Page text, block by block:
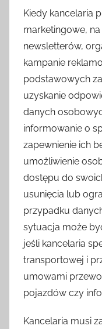
Kiedy kancelaria
marketingowe,
newsletterów,
kampanie
podstawowych
uzyskanie
danych
informowanie o
zapewnienie ich
umożliwienie
dostępu do
usunięcia lub
przypadku
sytuacja może
jeśli kancelaria
transportowej i
umowami
pojazdów czy
Kancelaria musi